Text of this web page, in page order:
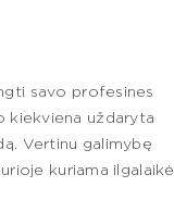
savo profesines
kiekviena uždaryta
Vertinu galimybę
kuriama ilgalaikė